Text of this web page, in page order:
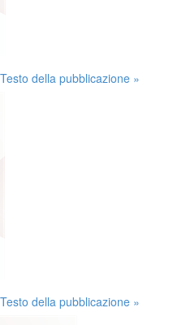
Testo della pubblicazione »
Testo della pubblicazione »